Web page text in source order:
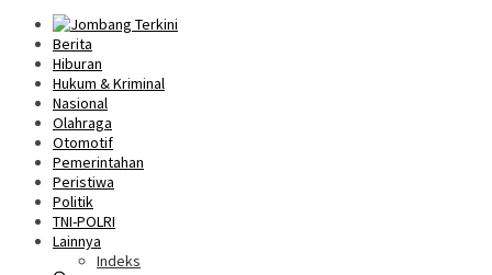
Berita
Hiburan
Hukum & Kriminal
Nasional
Olahraga
Otomotif
Pemerintahan
Peristiwa
Politik
TNI-POLRI
Lainnya
Indeks